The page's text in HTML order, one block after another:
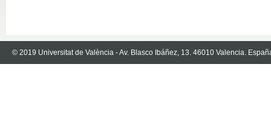
© 2019 Universitat de València - Av. Blasco Ibáñez, 13. 46010 Valencia.